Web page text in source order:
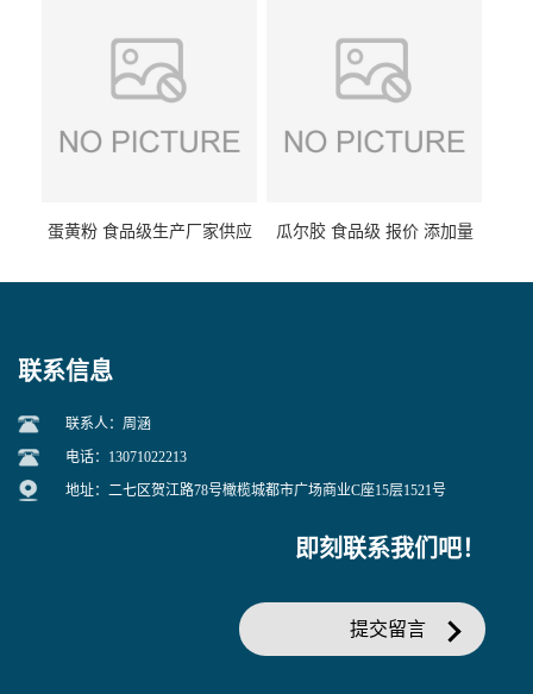
蛋黄粉 食品级生产厂家供应 瓜尔胶 食品级 报价 添加量
联系信息
联系人：周涵
电话：13071022213
地址：二七区贺江路78号橄榄城都市广场商业C座15层1521号
即刻联系我们吧！
提交留言